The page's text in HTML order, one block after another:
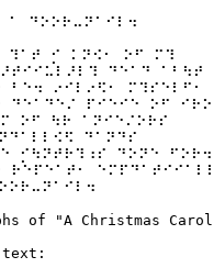
⠁ ⠙⠕⠕⠗⠤⠝⠁⠊⠇⠲
⠹⠁⠞ ⡊ ⠅⠝⠪⠂ ⠕⠋ ⠍⠹
⠙⠑⠁⠙ ⠁⠃⠳⠞
⠃⠑⠲ ⠔⠊⠇⠔⠫⠂ ⠍⠹⠎⠑⠇⠋⠂
⠙⠑⠁⠙⠑⠌ ⠏⠊⠑⠊⠑ ⠕⠋
⠕⠋ ⠳⠗ ⠁⠝⠊⠑⠌⠕⠗⠎
⠙⠁⠝⠙⠎
⡊⠳⠝⠞⠗⠹⠰⠎ ⠙⠕⠝⠑
⠗⠑⠏⠑⠁⠞⠂
of "A Christmas
text: